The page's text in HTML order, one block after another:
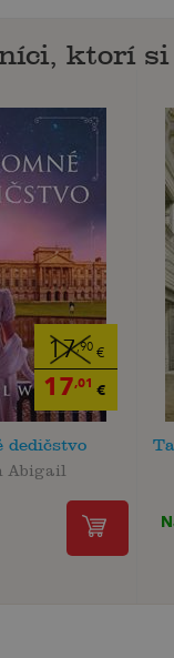
ktorí
17,90 €
17,01 €
dedičstvo
Abigail